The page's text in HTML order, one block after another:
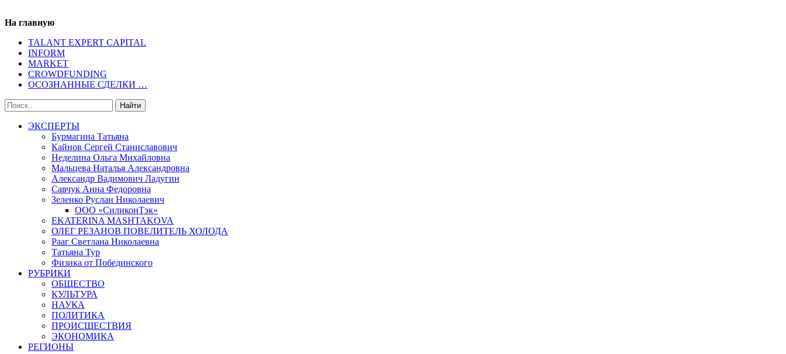
На главную
TALANT EXPERT CAPITAL
INFORM
MARKET
CROWDFUNDING
ОСОЗНАННЫЕ СДЕЛКИ …
ЭКСПЕРТЫ
Бурмагина Татьяна
Кайнов Сергей Станиславович
Неделина Ольга Михайловна
Мальцева Наталья Александровна
Александр Вадимович Ладугин
Савчук Анна Федоровна
Зеленко Руслан Николаевич
ООО «СиликонТэк»
EKATERINA MASHTAKOVA
ОЛЕГ РЕЗАНОВ ПОВЕЛИТЕЛЬ ХОЛОДА
Рааг Светлана Николаевна
Татьяна Тур
Физика от Побединского
РУБРИКИ
ОБЩЕСТВО
КУЛЬТУРА
НАУКА
ПОЛИТИКА
ПРОИСШЕСТВИЯ
ЭКОНОМИКА
РЕГИОНЫ